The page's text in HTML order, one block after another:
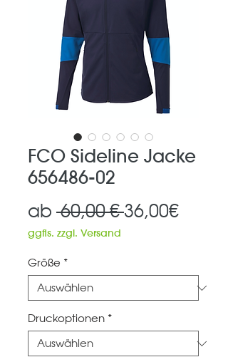
FCO Sideline Jacke
656486-02
ab 60,00 € 36,00€Sale-
ggfls. zzgl. Versand
Größe *
Druckoptionen *